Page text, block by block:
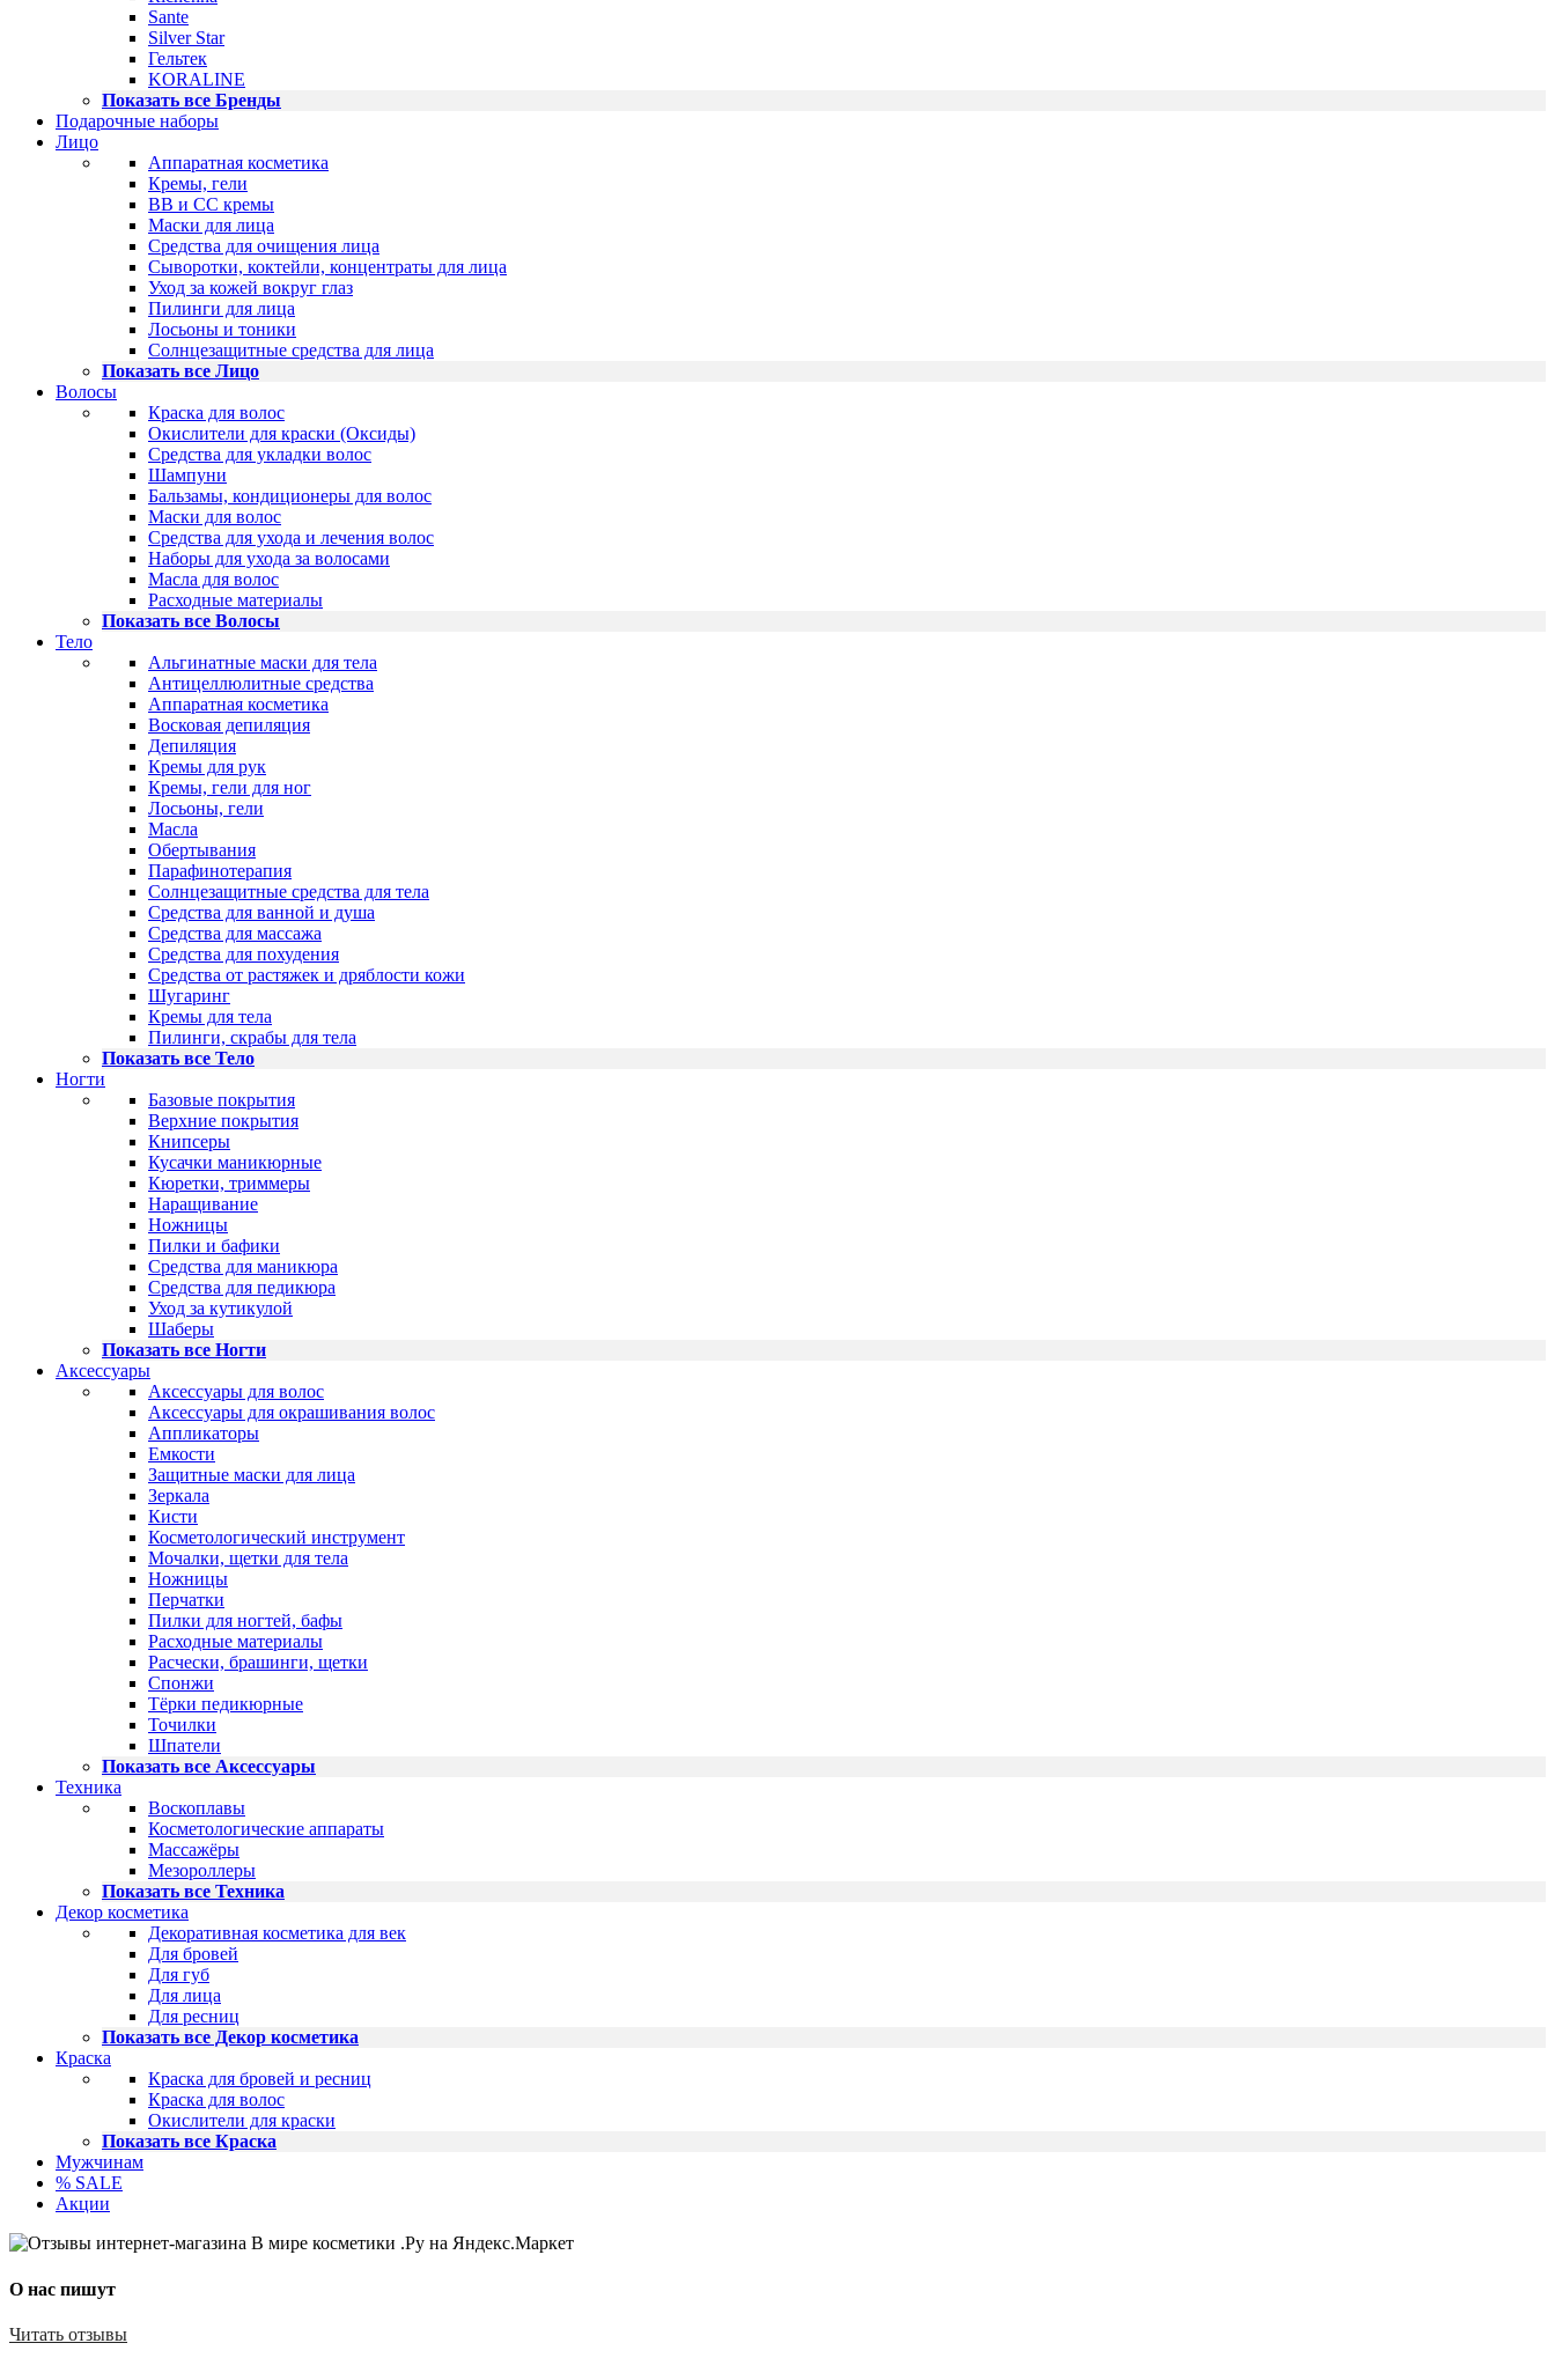
Sante
Silver Star
Гельтек
KORALINE
Показать все Бренды
Подарочные наборы
Лицо
Аппаратная косметика
Кремы, гели
BB и CC кремы
Маски для лица
Средства для очищения лица
Сыворотки, коктейли, концентраты для лица
Уход за кожей вокруг глаз
Пилинги для лица
Лосьоны и тоники
Солнцезащитные средства для лица
Показать все Лицо
Волосы
Краска для волос
Окислители для краски (Оксиды)
Средства для укладки волос
Шампуни
Бальзамы, кондиционеры для волос
Маски для волос
Средства для ухода и лечения волос
Наборы для ухода за волосами
Масла для волос
Расходные материалы
Показать все Волосы
Тело
Альгинатные маски для тела
Антицеллюлитные средства
Аппаратная косметика
Восковая депиляция
Депиляция
Кремы для рук
Кремы, гели для ног
Лосьоны, гели
Масла
Обертывания
Парафинотерапия
Солнцезащитные средства для тела
Средства для ванной и душа
Средства для массажа
Средства для похудения
Средства от растяжек и дряблости кожи
Шугаринг
Кремы для тела
Пилинги, скрабы для тела
Показать все Тело
Ногти
Базовые покрытия
Верхние покрытия
Книпсеры
Кусачки маникюрные
Кюретки, триммеры
Наращивание
Ножницы
Пилки и бафики
Средства для маникюра
Средства для педикюра
Уход за кутикулой
Шаберы
Показать все Ногти
Аксессуары
Аксессуары для волос
Аксессуары для окрашивания волос
Аппликаторы
Емкости
Защитные маски для лица
Зеркала
Кисти
Косметологический инструмент
Мочалки, щетки для тела
Ножницы
Перчатки
Пилки для ногтей, бафы
Расходные материалы
Расчески, брашинги, щетки
Спонжи
Тёрки педикюрные
Точилки
Шпатели
Показать все Аксессуары
Техника
Воскоплавы
Косметологические аппараты
Массажёры
Мезороллеры
Показать все Техника
Декор косметика
Декоративная косметика для век
Для бровей
Для губ
Для лица
Для ресниц
Показать все Декор косметика
Краска
Краска для бровей и ресниц
Краска для волос
Окислители для краски
Показать все Краска
Мужчинам
% SALE
Акции
О нас пишут
Читать отзывы